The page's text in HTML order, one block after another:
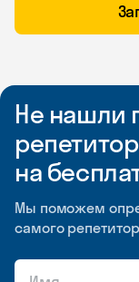
Не нашли
на
Мы поможем
самого